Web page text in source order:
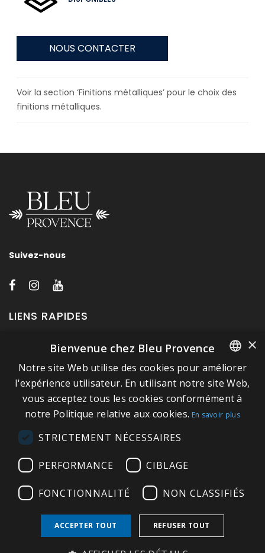
NOUS CONTACTER
Voir la section ‘Finitions métalliques’ pour le choix des
finitions métalliques.
Suivez-nous
LIENS RAPIDES
A propos de Bleu Provence
Mentions légales
Conditions de vente
Nous contacter
Visitez notre Showroom
Copyright © 2026 Bleu Provence
FRENCH
ITALIAN
GERMAN
×
Bienvenue chez Bleu Provence
Notre site Web utilise des cookies pour améliorer
l'expérience utilisateur. En utilisant notre site Web,
vous acceptez tous les cookies conformément à
notre Politique relative aux cookies. En savoir plus
STRICTEMENT NÉCESSAIRES
PERFORMANCE CIBLAGE
FONCTIONNALITÉ NON CLASSIFIÉS
ACCEPTER TOUT REFUSER TOUT